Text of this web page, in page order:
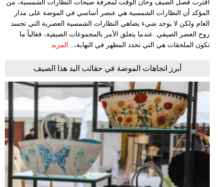
مرأة
وتكنولوجيا
بيئة
مدوَّنات
أبراج
فيديو
اقترب فصل الصيف وحان الوقت لمعرفة صيحات النظارات الشمسية، من
المؤكد أن النظارات الشمسية هي عنصر أساسي في الموضة على مدار
العام ولكن لا يوجد شيء يضاهي النظارات الشمسية العصرية التي تجسد
روح العصر الصيفي. عندما يتعلق الأمر بالمجموعات الصيفية، فغالباً ما
تكون الملحقات هي التي تحدد المظهر في النهاية،... المزيد
أبرز اتجاهات الموضة في حقائب اليد هذا الصيف